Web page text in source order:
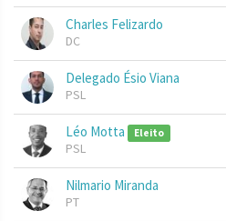
Charles Felizardo
DC
Delegado Ésio Viana
PSL
Léo Motta Eleito
PSL
Nilmario Miranda
PT